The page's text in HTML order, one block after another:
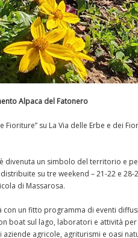
Alpaca del Fatonero
Fioriture” su La Via delle Erbe e dei
divenuta un simbolo del territorio e
su tre weekend – 21-22 e
di Massarosa.
con un fitto programma di eventi
boat sul lago, laboratori e attività
agricole, agriturismi e oasi